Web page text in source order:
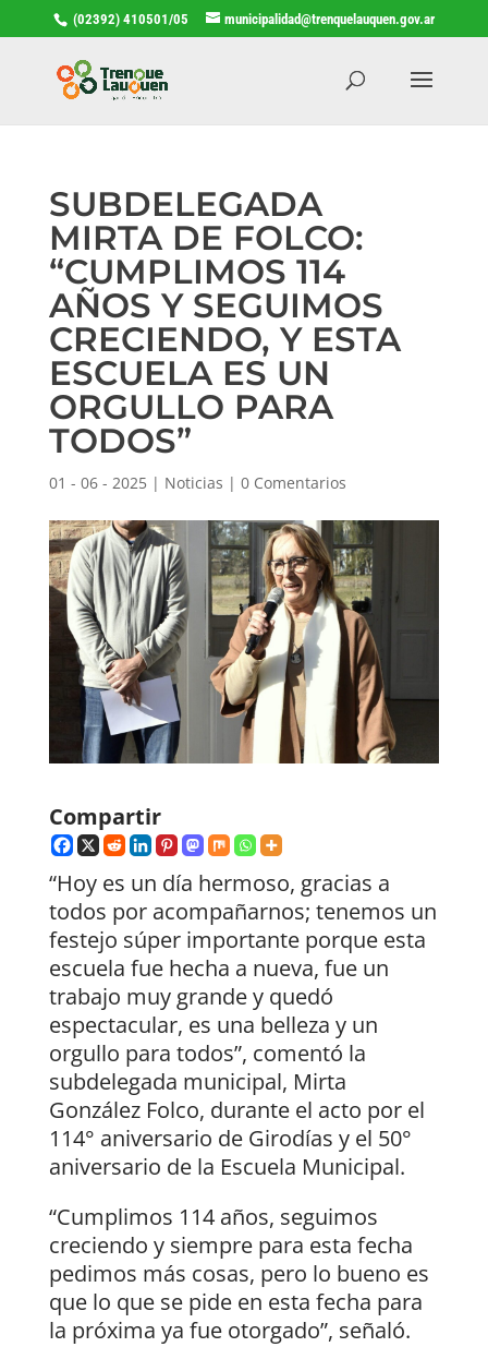
(02392) 410501/05 municipalidad@trenquelauquen.gov.ar
SUBDELEGADA
MIRTA DE FOLCO:
“CUMPLIMOS 114
AÑOS Y SEGUIMOS
CRECIENDO, Y ESTA
ESCUELA ES UN
ORGULLO PARA
TODOS”
01 - 06 - 2025| Noticias | 0 Comentarios
Compartir
“Hoy es un día hermoso, gracias a
todos por acompañarnos; tenemos un
festejo súper importante porque esta
escuela fue hecha a nueva, fue un
trabajo muy grande y quedó
espectacular, es una belleza y un
orgullo para todos”, comentó la
subdelegada municipal, Mirta
González Folco, durante el acto por el
114° aniversario de Girodías y el 50°
aniversario de la Escuela Municipal.
“Cumplimos 114 años, seguimos
creciendo y siempre para esta fecha
pedimos más cosas, pero lo bueno es
que lo que se pide en esta fecha para
la próxima ya fue otorgado”, señaló.